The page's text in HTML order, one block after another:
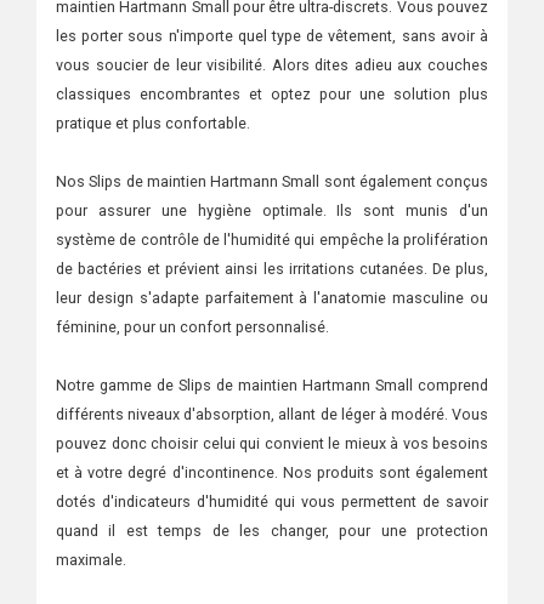
maintien Hartmann Small pour être ultra-discrets. Vous pouvez
les porter sous n'importe quel type de vêtement, sans avoir à
vous soucier de leur visibilité. Alors dites adieu aux couches
classiques encombrantes et optez pour une solution plus
pratique et plus confortable.
Nos Slips de maintien Hartmann Small sont également conçus
pour assurer une hygiène optimale. Ils sont munis d'un
système de contrôle de l'humidité qui empêche la prolifération
de bactéries et prévient ainsi les irritations cutanées. De plus,
leur design s'adapte parfaitement à l'anatomie masculine ou
féminine, pour un confort personnalisé.
Notre gamme de Slips de maintien Hartmann Small comprend
différents niveaux d'absorption, allant de léger à modéré. Vous
pouvez donc choisir celui qui convient le mieux à vos besoins
et à votre degré d'incontinence. Nos produits sont également
dotés d'indicateurs d'humidité qui vous permettent de savoir
quand il est temps de les changer, pour une protection
maximale.